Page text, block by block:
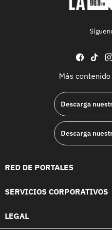
Más contenido
Descarga
Descarga
RED DE PORTALES
SERVICIOS CORPORATIVOS
LEGAL